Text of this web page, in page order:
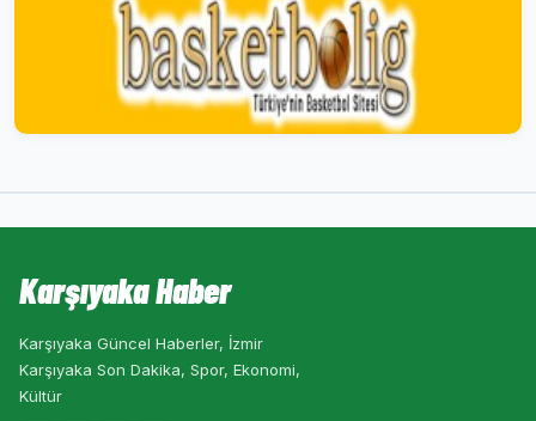
Karşıyaka Haber
Karşıyaka Güncel Haberler, İzmir
Karşıyaka Son Dakika, Spor, Ekonomi,
Kültür